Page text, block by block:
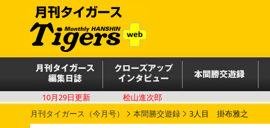
10月29日更新
桧山進次郎
月刊タイガース（今月号）
本間勝交遊録 3人目 掛布雅之